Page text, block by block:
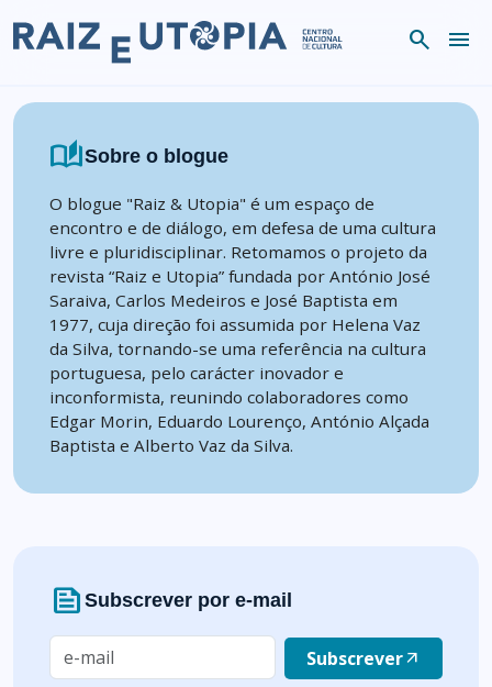
search menu
auto_storiesSobre o blogue
O blogue "Raiz & Utopia" é um espaço de
encontro e de diálogo, em defesa de uma cultura
livre e pluridisciplinar. Retomamos o projeto da
revista “Raiz e Utopia” fundada por António José
Saraiva, Carlos Medeiros e José Baptista em
1977, cuja direção foi assumida por Helena Vaz
da Silva, tornando-se uma referência na cultura
portuguesa, pelo carácter inovador e
inconformista, reunindo colaboradores como
Edgar Morin, Eduardo Lourenço, António Alçada
Baptista e Alberto Vaz da Silva.
news Subscrever por e-mail
Subscreverarrow_outward